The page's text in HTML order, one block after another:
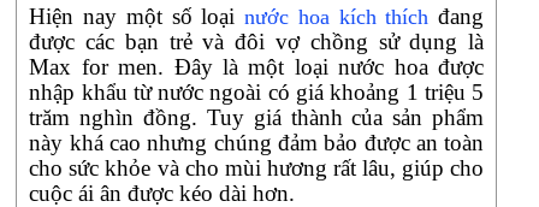
Hiện nay một số loạinước hoa kích thích đang
được các bạn trẻ và đôi vợ chồng sử dụng là
Max for men. Đây là một loại nước hoa được
nhập khẩu từ nước ngoài có giá khoảng 1 triệu 5
trăm nghìn đồng. Tuy giá thành của sản phẩm
này khá cao nhưng chúng đảm bảo được an toàn
cho sức khỏe và cho mùi hương rất lâu, giúp cho
cuộc ái ân được kéo dài hơn.